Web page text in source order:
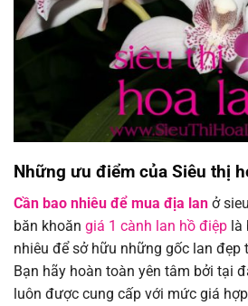
Những ưu điểm của Siêu thị
Cần bao nhiêu để mua địa lan ở
băn khoăn giá 1 cành lan hồ điệp là
nhiêu để sở hữu những gốc lan đẹp
Bạn hãy hoàn toàn yên tâm bởi tại
luôn được cung cấp với mức giá